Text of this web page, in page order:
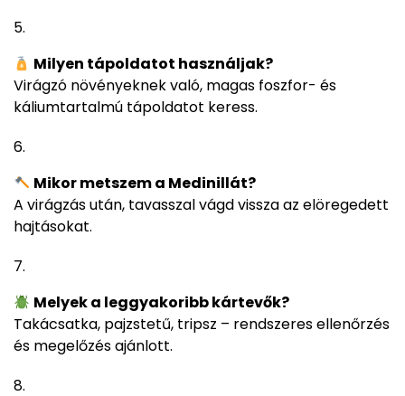
Milyen tápoldatot használjak?
Virágzó növényeknek való, magas foszfor- és
káliumtartalmú tápoldatot keress.
Mikor metszem a Medinillát?
A virágzás után, tavasszal vágd vissza az elöregedett
hajtásokat.
Melyek a leggyakoribb kártevők?
Takácsatka, pajzstetű, tripsz – rendszeres ellenőrzés
és megelőzés ajánlott.